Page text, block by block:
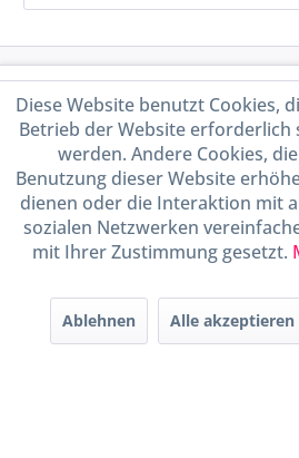
Service Hotline
Shop Service
Informationen
Handel mit BIO-
durch DE-ÖKO-009
Diese Website benutzt Cookies,
Betrieb der Website erforderlich
werden. Andere Cookies,
Benutzung dieser Website
dienen oder die Interaktion mit
sozialen Netzwerken
mit Ihrer Zustimmung gesetzt.
Ablehnen Alle akzeptieren